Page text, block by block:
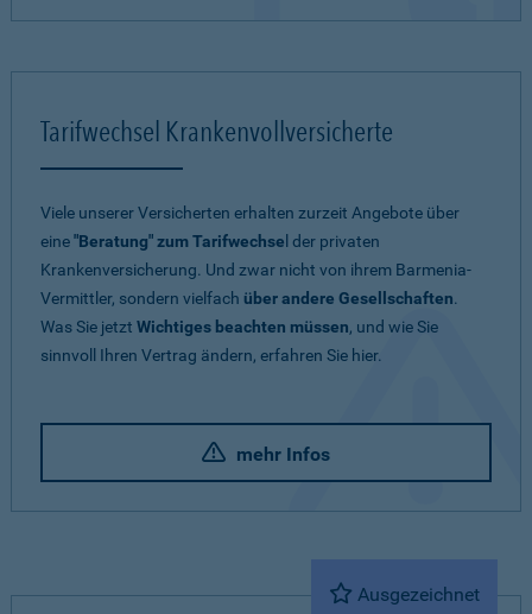
Tarifwechsel Krankenvollversicherte
Viele unserer Versicherten erhalten zurzeit Angebote über
eine"Beratung" zum Tarifwechse l der privaten
Krankenversicherung. Und zwar nicht von ihrem Barmenia-
Vermittler, sondern vielfach über andere Gesellschaften.
Was Sie jetzt Wichtiges beachten müssen, und wie Sie
sinnvoll Ihren Vertrag ändern, erfahren Sie hier.
mehr Infos
Ausgezeichnet